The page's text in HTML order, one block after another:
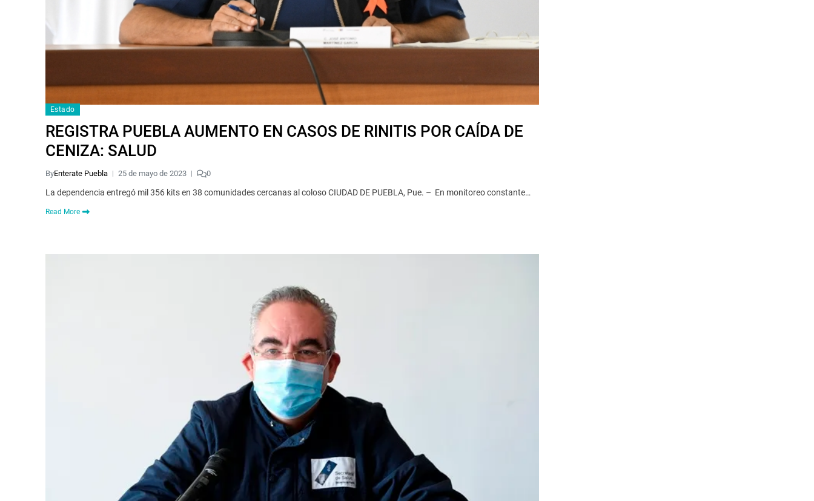
Estado
REGISTRA PUEBLA AUMENTO EN CASOS DE RINITIS POR CAÍDA DE
CENIZA: SALUD
ByEnterate Puebla 25 de mayo de 2023 0
La dependencia entregó mil 356 kits en 38 comunidades cercanas al coloso CIUDAD DE PUEBLA, Pue. – En monitoreo constante…
Read More